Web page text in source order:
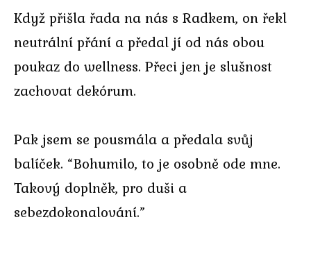
Když přišla řada na nás s Radkem, on řekl
neutrální přání a předal jí od nás obou
poukaz do wellness. Přeci jen je slušnost
zachovat dekórum.
Pak jsem se pousmála a předala svůj
balíček. “Bohumilo, to je osobně ode mne.
Takový doplněk, pro duši a
sebezdokonalování.”